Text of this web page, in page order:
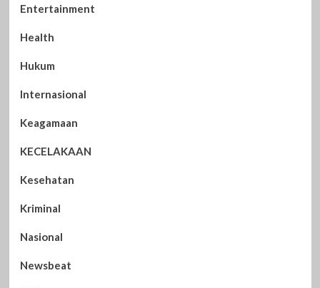
Entertainment
Health
Hukum
Internasional
Keagamaan
KECELAKAAN
Kesehatan
Kriminal
Nasional
Newsbeat